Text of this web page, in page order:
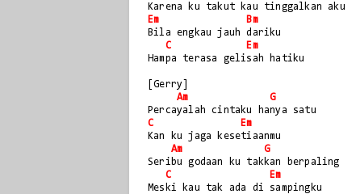
Karena ku takut kau tinggalkan aku
Em
Bm
Bila engkau jauh dariku
C
Em
Hampa terasa gelisah hatiku
[Gerry]
Am
G
Percayalah cintaku hanya satu
C
Em
Kan ku jaga kesetiaanmu
Am
G
Seribu godaan ku takkan berpaling
C
Em
Meski kau tak ada di sampingku